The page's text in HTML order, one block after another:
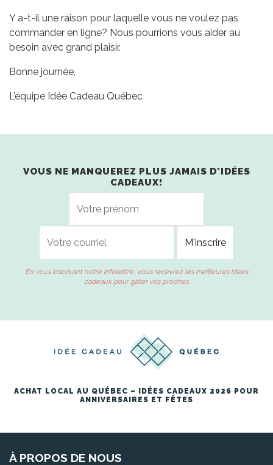
Y a-t-il une raison pour laquelle vous ne voulez pas
commander en ligne? Nous pourrions vous aider au
besoin avec grand plaisir.
Bonne journée,
L’équipe Idée Cadeau Québec
VOUS NE MANQUEREZ PLUS JAMAIS D'IDÉES
CADEAUX!
En vous inscrivant notre infolettre, vous recevrez les meilleures idées
cadeaux pour gâter vos proches.
ACHAT LOCAL AU QUÉBEC – IDÉES CADEAUX 2026 POUR
ANNIVERSAIRES ET FÊTES
À PROPOS DE NOUS